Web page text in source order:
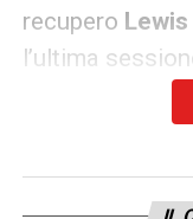
recupero
l’ultima
INFORTUNI